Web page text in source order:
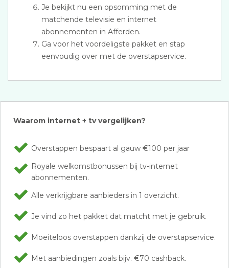
Je bekijkt nu een opsomming met de
matchende televisie en internet
abonnementen in Afferden.
Ga voor het voordeligste pakket en stap
eenvoudig over met de overstapservice.
Waarom internet + tv vergelijken?
Overstappen bespaart al gauw €100 per jaar
Royale welkomstbonussen bij tv-internet
abonnementen.
Alle verkrijgbare aanbieders in 1 overzicht.
Je vind zo het pakket dat matcht met je gebruik.
Moeiteloos overstappen dankzij de overstapservice.
Met aanbiedingen zoals bijv. €70 cashback.